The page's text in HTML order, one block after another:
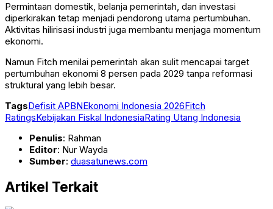
Permintaan domestik, belanja pemerintah, dan investasi
diperkirakan tetap menjadi pendorong utama pertumbuhan.
Aktivitas hilirisasi industri juga membantu menjaga momentum
ekonomi.
Namun Fitch menilai pemerintah akan sulit mencapai target
pertumbuhan ekonomi 8 persen pada 2029 tanpa reformasi
struktural yang lebih besar.
TagsDefisit APBNEkonomi Indonesia 2026Fitch
RatingsKebijakan Fiskal IndonesiaRating Utang Indonesia
Penulis: Rahman
Editor: Nur Wayda
Sumber: duasatunews.com
Artikel Terkait